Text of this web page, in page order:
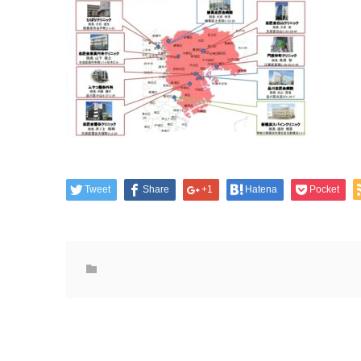
Tweet Share +1 Hatena Pocket